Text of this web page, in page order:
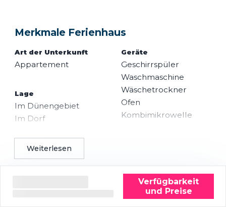
Verfügbarkeit
und Preise
Merkmale Ferienhaus
Art der Unterkunft
Appartement
Lage
Im Dünengebiet
Im Dorf
Nicht im einem
Ferienpark
Bei Privateigentümer
Geräte
Geschirrspüler
Waschmaschine
Wäschetrockner
Ofen
Kombimikrowelle
Badewanne
WC im Badezimmer
Weiterlesen